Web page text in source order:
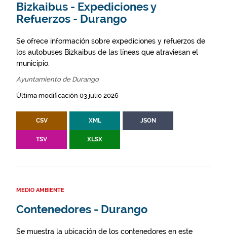
Bizkaibus - Expediciones y
Refuerzos - Durango
Se ofrece información sobre expediciones y refuerzos de
los autobuses Bizkaibus de las líneas que atraviesan el
municipio.
Ayuntamiento de Durango
Última modificación 03 julio 2026
CSV XML JSON
TSV XLSX
MEDIO AMBIENTE
Contenedores - Durango
Se muestra la ubicación de los contenedores en este